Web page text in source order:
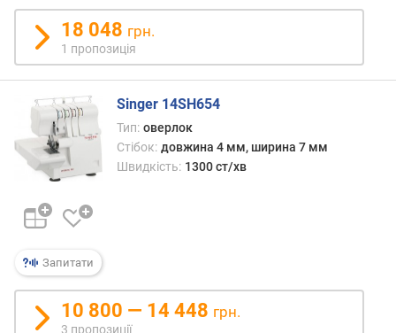
и
м
а
л
ь
н
д
о
в
и
н
с
т
і
б
18 048 грн.
1 пропозиція
Запитати
Singer 14SH654
Тип: оверлок
Стібок: довжина 4 мм, ширина 7 мм
Швидкість: 1300 ст/хв
10 800 — 14 448 грн.
3 пропозиції